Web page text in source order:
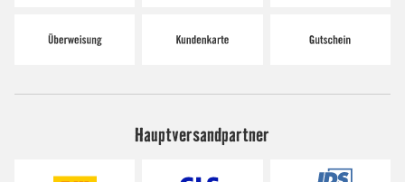
Hauptversandpartner